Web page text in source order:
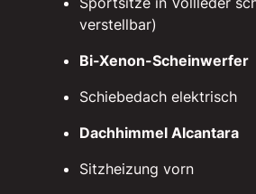
verstellbar)
Bi-Xenon-Scheinwerfer
Schiebedach elektrisch
Dachhimmel Alcantara
Sitzheizung vorn